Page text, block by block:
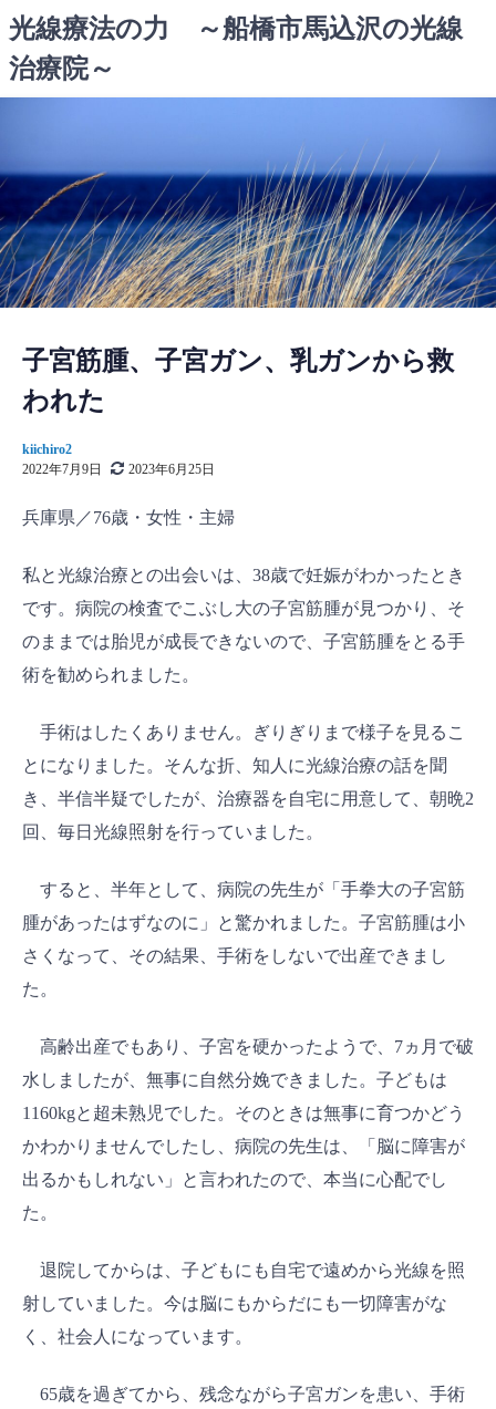
ン
テ
ス
ッ
プ
光線療法の力 ～船橋市馬込沢の光線
治療院～
子宮筋腫、子宮ガン、乳ガンから救
われた
kiichiro2
2022年7月9日
2023年6月25日
兵庫県／76歳・女性・主婦
私と光線治療との出会いは、38歳で妊娠がわかったとき
です。病院の検査でこぶし大の子宮筋腫が見つかり、そ
のままでは胎児が成長できないので、子宮筋腫をとる手
術を勧められました。
手術はしたくありません。ぎりぎりまで様子を見るこ
とになりました。そんな折、知人に光線治療の話を聞
き、半信半疑でしたが、治療器を自宅に用意して、朝晩2
回、毎日光線照射を行っていました。
すると、半年として、病院の先生が「手拳大の子宮筋
腫があったはずなのに」と驚かれました。子宮筋腫は小
さくなって、その結果、手術をしないで出産できまし
た。
高齢出産でもあり、子宮を硬かったようで、7ヵ月で破
水しましたが、無事に自然分娩できました。子どもは
1160kgと超未熟児でした。そのときは無事に育つかどう
かわかりませんでしたし、病院の先生は、「脳に障害が
出るかもしれない」と言われたので、本当に心配でし
た。
退院してからは、子どもにも自宅で遠めから光線を照
射していました。今は脳にもからだにも一切障害がな
く、社会人になっています。
65歳を過ぎてから、残念ながら子宮ガンを患い、手術